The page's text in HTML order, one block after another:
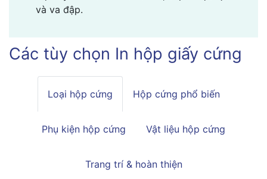
và va đập.
Các tùy chọn In hộp giấy cứng
Loại hộp cứng Hộp cứng phổ biến
Phụ kiện hộp cứng Vật liệu hộp cứng
Trang trí & hoàn thiện